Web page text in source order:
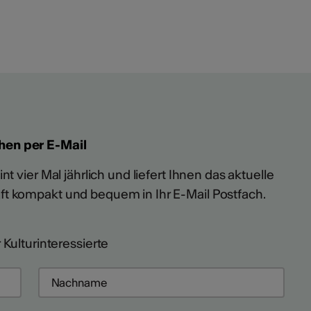
per E-Mail
vier Mal jährlich und liefert Ihnen das aktuelle
kompakt und bequem in Ihr E-Mail Postfach.
Kulturinteressierte